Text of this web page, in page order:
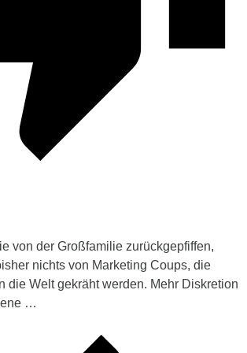
von der Großfamilie zurückgepfiffen,
nichts von Marketing Coups, die
die Welt gekräht werden. Mehr Diskretion
…